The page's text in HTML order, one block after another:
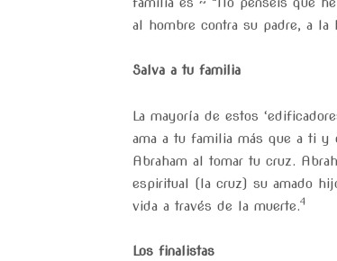
al hombre contra su padre, a
Salva a tu familia
La mayoría de estos
ama a tu familia más que a ti y
Abraham al tomar tu cruz.
espiritual (la cruz) su amado
vida a través de la muerte.4
Los finalistas